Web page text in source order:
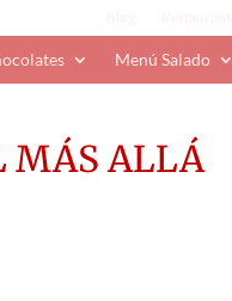
Menú Salado
MÁS ALLÁ